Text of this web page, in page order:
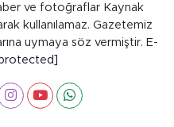
ve fotoğraflar Kaynak
kullanılamaz. Gazetemiz
uymaya söz vermiştir. E-